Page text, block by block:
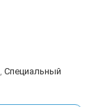
, Специальный